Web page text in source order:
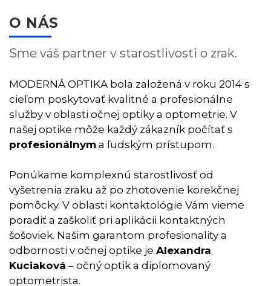
O NÁS
Sme váš partner v starostlivosti o zrak.
MODERNÁ OPTIKA bola založená v roku 2014 s
cieľom poskytovať kvalitné a profesionálne
služby v oblasti očnej optiky a optometrie. V
našej optike môže každý zákazník počítať s
profesionálnym a ľudským prístupom.
Ponúkame komplexnú starostlivosť od
vyšetrenia zraku až po zhotovenie korekčnej
pomôcky. V oblasti kontaktológie Vám vieme
poradiť a zaškoliť pri aplikácii kontaktných
šošoviek. Našim garantom profesionality a
odbornosti v očnej optike je Alexandra
Kuciaková – očný optik a diplomovaný
optometrista.